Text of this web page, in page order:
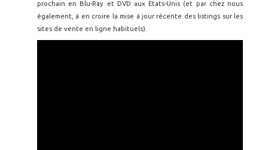
prochain en Blu-Ray et DVD aux Etats-Unis (et par chez nous
également, à en croire la mise à jour récente des listings sur les
sites de vente en ligne habituels).